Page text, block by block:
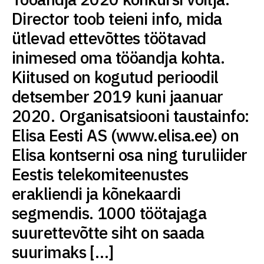
Director toob teieni info, mida
ütlevad ettevõttes töötavad
inimesed oma tööandja kohta.
Kiitused on kogutud perioodil
detsember 2019 kuni jaanuar
2020. Organisatsiooni taustainfo:
Elisa Eesti AS (www.elisa.ee) on
Elisa kontserni osa ning turuliider
Eestis telekomiteenustes
erakliendi ja kõnekaardi
segmendis. 1000 töötajaga
suurettevõtte siht on saada
suurimaks […]